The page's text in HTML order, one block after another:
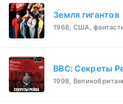
Земля гигантов
1968, США,
BBC: Секреты
1998,